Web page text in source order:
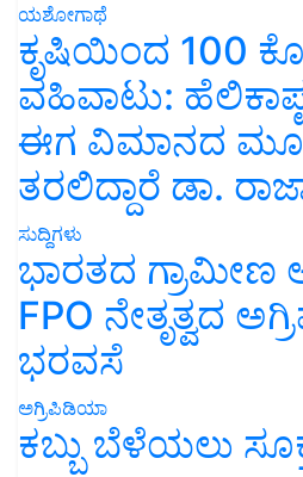
ಯಶೋಗಾಥೆ
ಕೃಷಿಯಿಂದ 100
ವಹಿವಾಟು:
ಈಗ ವಿಮಾನದ
ತರಲಿದ್ದಾರೆ ಡಾ.
ಸುದ್ದಿಗಳು
ಭಾರತದ ಗ್ರಾಮೀಣ
FPO ನೇತೃತ್ವದ
ಭರವಸೆ
ಅಗ್ರಿಪಿಡಿಯಾ
ಕಬ್ಬು ಬೆಳೆಯಲು